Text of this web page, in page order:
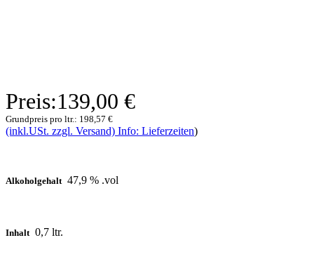
Preis:139,00 €
Grundpreis pro ltr.: 198,57 €
(inkl.USt. zzgl. Versand) Info: Lieferzeiten)
Alkoholgehalt 47,9 % .vol
Inhalt 0,7 ltr.